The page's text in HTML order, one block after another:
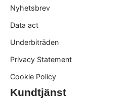
Nyhetsbrev
Data act
Underbiträden
Privacy Statement
Cookie Policy
Kundtjänst